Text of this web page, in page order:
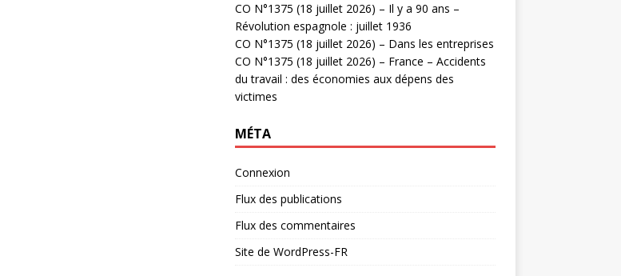
CO N°1375 (18 juillet 2026) – Il y a 90 ans –
Révolution espagnole : juillet 1936
CO N°1375 (18 juillet 2026) – Dans les entreprises
CO N°1375 (18 juillet 2026) – France – Accidents
du travail : des économies aux dépens des
victimes
MÉTA
Connexion
Flux des publications
Flux des commentaires
Site de WordPress-FR